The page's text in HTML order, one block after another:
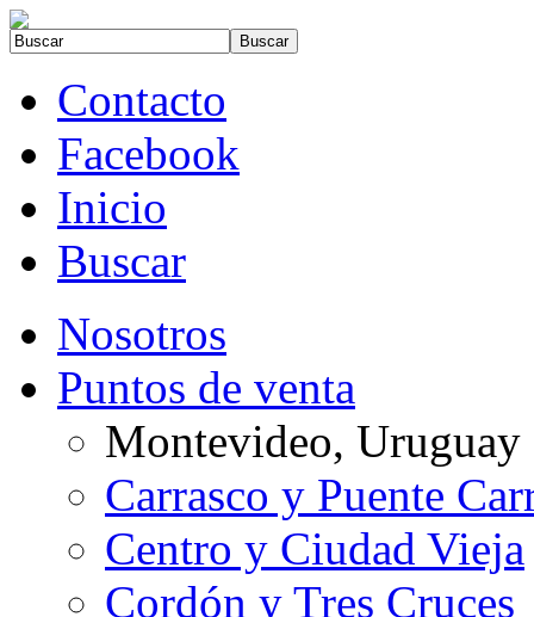
Contacto
Facebook
Inicio
Buscar
Nosotros
Puntos de venta
Montevideo, Uruguay
Carrasco y Puente
Centro y Ciudad Vieja
Cordón y Tres Cruces